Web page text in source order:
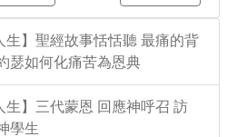
生】聖經故事恬恬聽 最痛的背
瑟如何化痛苦為恩典
生】三代蒙恩 回應神呼召 訪
學生